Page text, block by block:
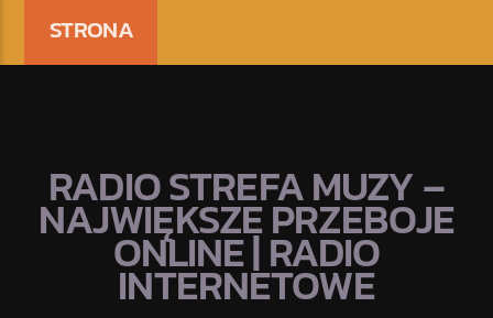
STRONA
RADIO STREFA MUZY –
NAJWIĘKSZE PRZEBOJE
ONLINE | RADIO
INTERNETOWE